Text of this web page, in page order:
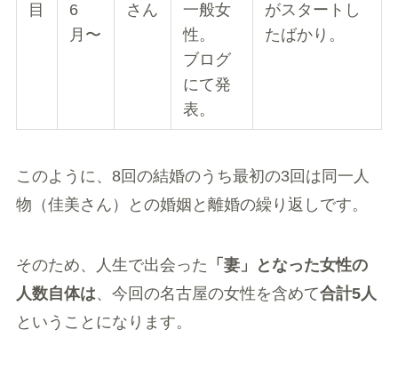
目
6
月〜
さん
一般女
性。
ブログ
にて発
表。
がスタートし
たばかり。
このように、8回の結婚のうち最初の3回は同一人
物（佳美さん）との婚姻と離婚の繰り返しです。
そのため、人生で出会った 「妻」となった女性の
人数自体は、今回の名古屋の女性を含めて合計5人
ということになります。